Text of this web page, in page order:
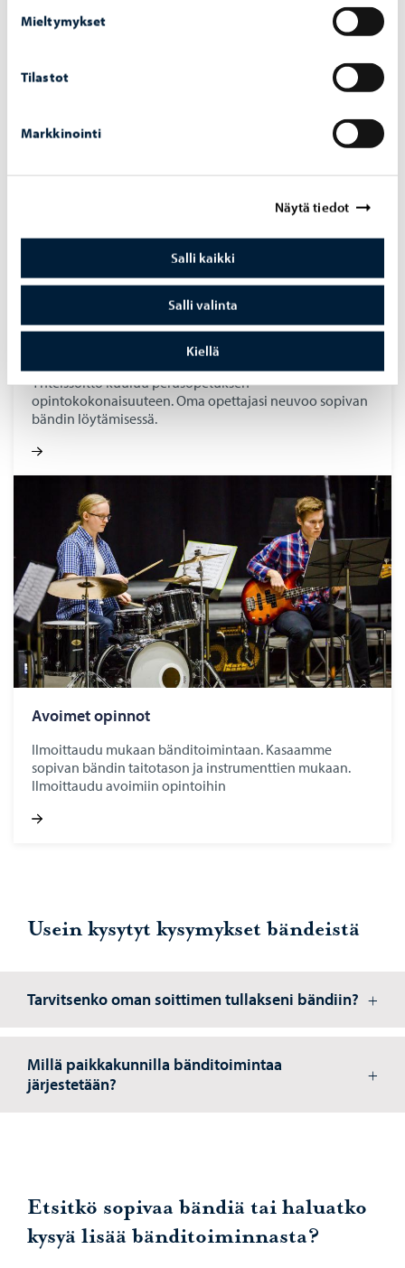
Mieltymykset
Tilastot
Markkinointi
Näytä tiedot
Salli kaikki
Salli valinta
Kiellä
Perusopetus ja avoimet opinnot
Yhteissoitto kuuluu perusopetuksen
opintokokonaisuuteen. Oma opettajasi neuvoo sopivan
bändin löytämisessä.
Avoimet opinnot
Ilmoittaudu mukaan bänditoimintaan. Kasaamme
sopivan bändin taitotason ja instrumenttien mukaan.
Ilmoittaudu avoimiin opintoihin
Usein kysytyt kysymykset bändeistä
Tarvitsenko oman soittimen tullakseni bändiin?
Millä paikkakunnilla bänditoimintaa
järjestetään?
Etsitkö sopivaa bändiä tai haluatko
kysyä lisää bänditoiminnasta?